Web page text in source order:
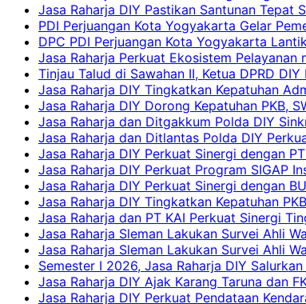
Jasa Raharja DIY Pastikan Santunan Tepat
PDI Perjuangan Kota Yogyakarta Gelar
DPC PDI Perjuangan Kota Yogyakarta
Jasa Raharja Perkuat Ekosistem
Tinjau Talud di Sawahan II, Ketua DPRD
Jasa Raharja DIY Tingkatkan Kepatuhan
Jasa Raharja DIY Dorong Kepatuhan PKB,
Jasa Raharja dan Ditgakkum Polda DIY
Jasa Raharja dan Ditlantas Polda DIY
Jasa Raharja DIY Perkuat Sinergi dengan
Jasa Raharja DIY Perkuat Program SIGAP
Jasa Raharja DIY Perkuat Sinergi dengan
Jasa Raharja DIY Tingkatkan Kepatuhan
Jasa Raharja dan PT KAI Perkuat Sinergi
Jasa Raharja Sleman Lakukan Survei Ahli
Jasa Raharja Sleman Lakukan Survei Ahli
Semester I 2026, Jasa Raharja DIY
Jasa Raharja DIY Ajak Karang Taruna dan
Jasa Raharja DIY Perkuat Pendataan